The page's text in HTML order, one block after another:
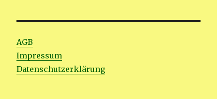
AGB
Impressum
Datenschutzerklärung